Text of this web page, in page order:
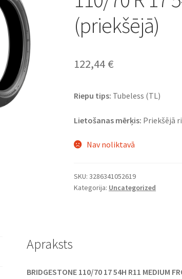
(priekšējā)
122,44 €
Riepu tips: Tubeless (TL)
Lietošanas mērķis: Priekšējā
Nav noliktavā
SKU:3286341052619
Kategorija: Uncategorized
Apraksts
BRIDGESTONE 110/70 17 54H R11 MEDIUM